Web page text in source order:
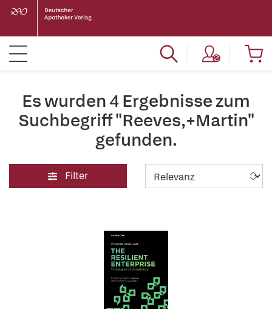
Es wurden 4 Ergebnisse zum
Suchbegriff "Reeves,+Martin"
gefunden.
Filter